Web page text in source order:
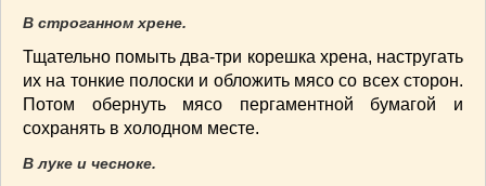
КРАСОТА И ЗДОРОВЬЕ
ИНТЕРЕСНЫЕ НОВОСТИ(38)
СТАТЬИ(272)
отдых(25)
ЛЕЧЕБНЫЕ СВОЙСТВА ПИЩЕВЫХ РАСТЕНИЙ
(56)
В строганном хрене.
Тщательно помыть два-три корешка хрена, настругать
их на тонкие полоски и обложить мясо со всех сторон.
Потом обернуть мясо пергаментной бумагой и
сохранять в холодном месте.
В луке и чесноке.